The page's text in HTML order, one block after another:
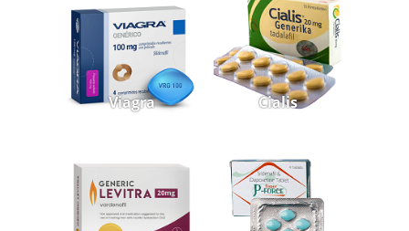
Viagra Cialis